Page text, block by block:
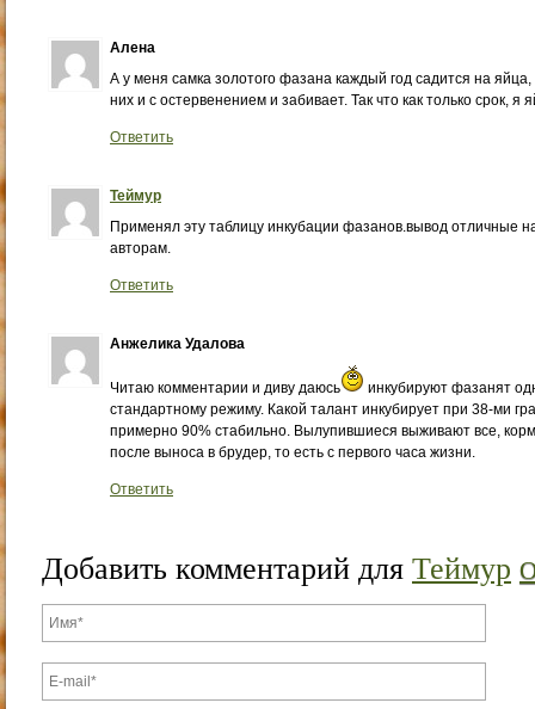
Алена
А у меня самка золотого фазана каждый год садится на
них и с остервенением и забивает. Так что как только срок, я
Ответить
Теймур
Применял эту таблицу инкубации фазанов.вывод отличные
авторам.
Ответить
Анжелика Удалова
Читаю комментарии и диву даюсь
инкубируют фазанят
стандартному режиму. Какой талант инкубирует при 38-ми
примерно 90% стабильно. Вылупившиеся выживают все,
после выноса в брудер, то есть с первого часа жизни.
Ответить
Добавить комментарий для Теймур